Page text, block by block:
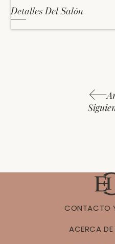
Detalles Del Salón
CONTACTO
ACERCA